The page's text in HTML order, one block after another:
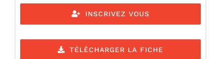
INSCRIVEZ VOUS
TÉLÉCHARGER LA FICHE